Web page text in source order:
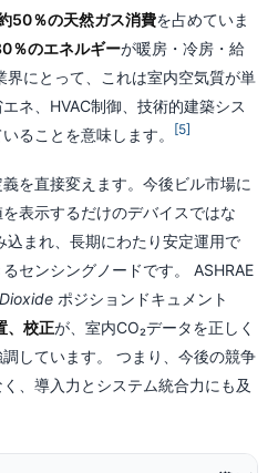
50％の天然ガス消費を占めていま
％のエネルギーが暖房・冷房・給
にとって、これは室内空気質が単
ネ、HVAC制御、技術的建築シス
ることを意味します。
[5]
を直接変えます。今後ビル市場に
表示するだけのデバイスではな
込まれ、長期にわたり安定運用で
センシングノードです。 ASHRAE
ポジションドキュメント
、校正が、室内CO₂データを正しく
しています。 つまり、今後の競争
、導入力とシステム統合力にも及